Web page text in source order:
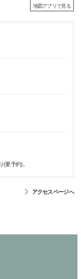
地図アプリで見る
要予約)。
アクセスページへ